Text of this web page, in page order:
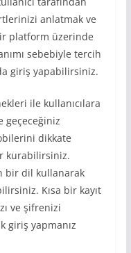
anlatmak ve
platform üzerinde
sebebiyle tercih
giriş yapabilirsiniz.
ile kullanıcılara
geçeceğiniz
dikkate
kurabilirsiniz.
bir dil kullanarak
Kısa bir kayıt
ve şifrenizi
giriş yapmanız